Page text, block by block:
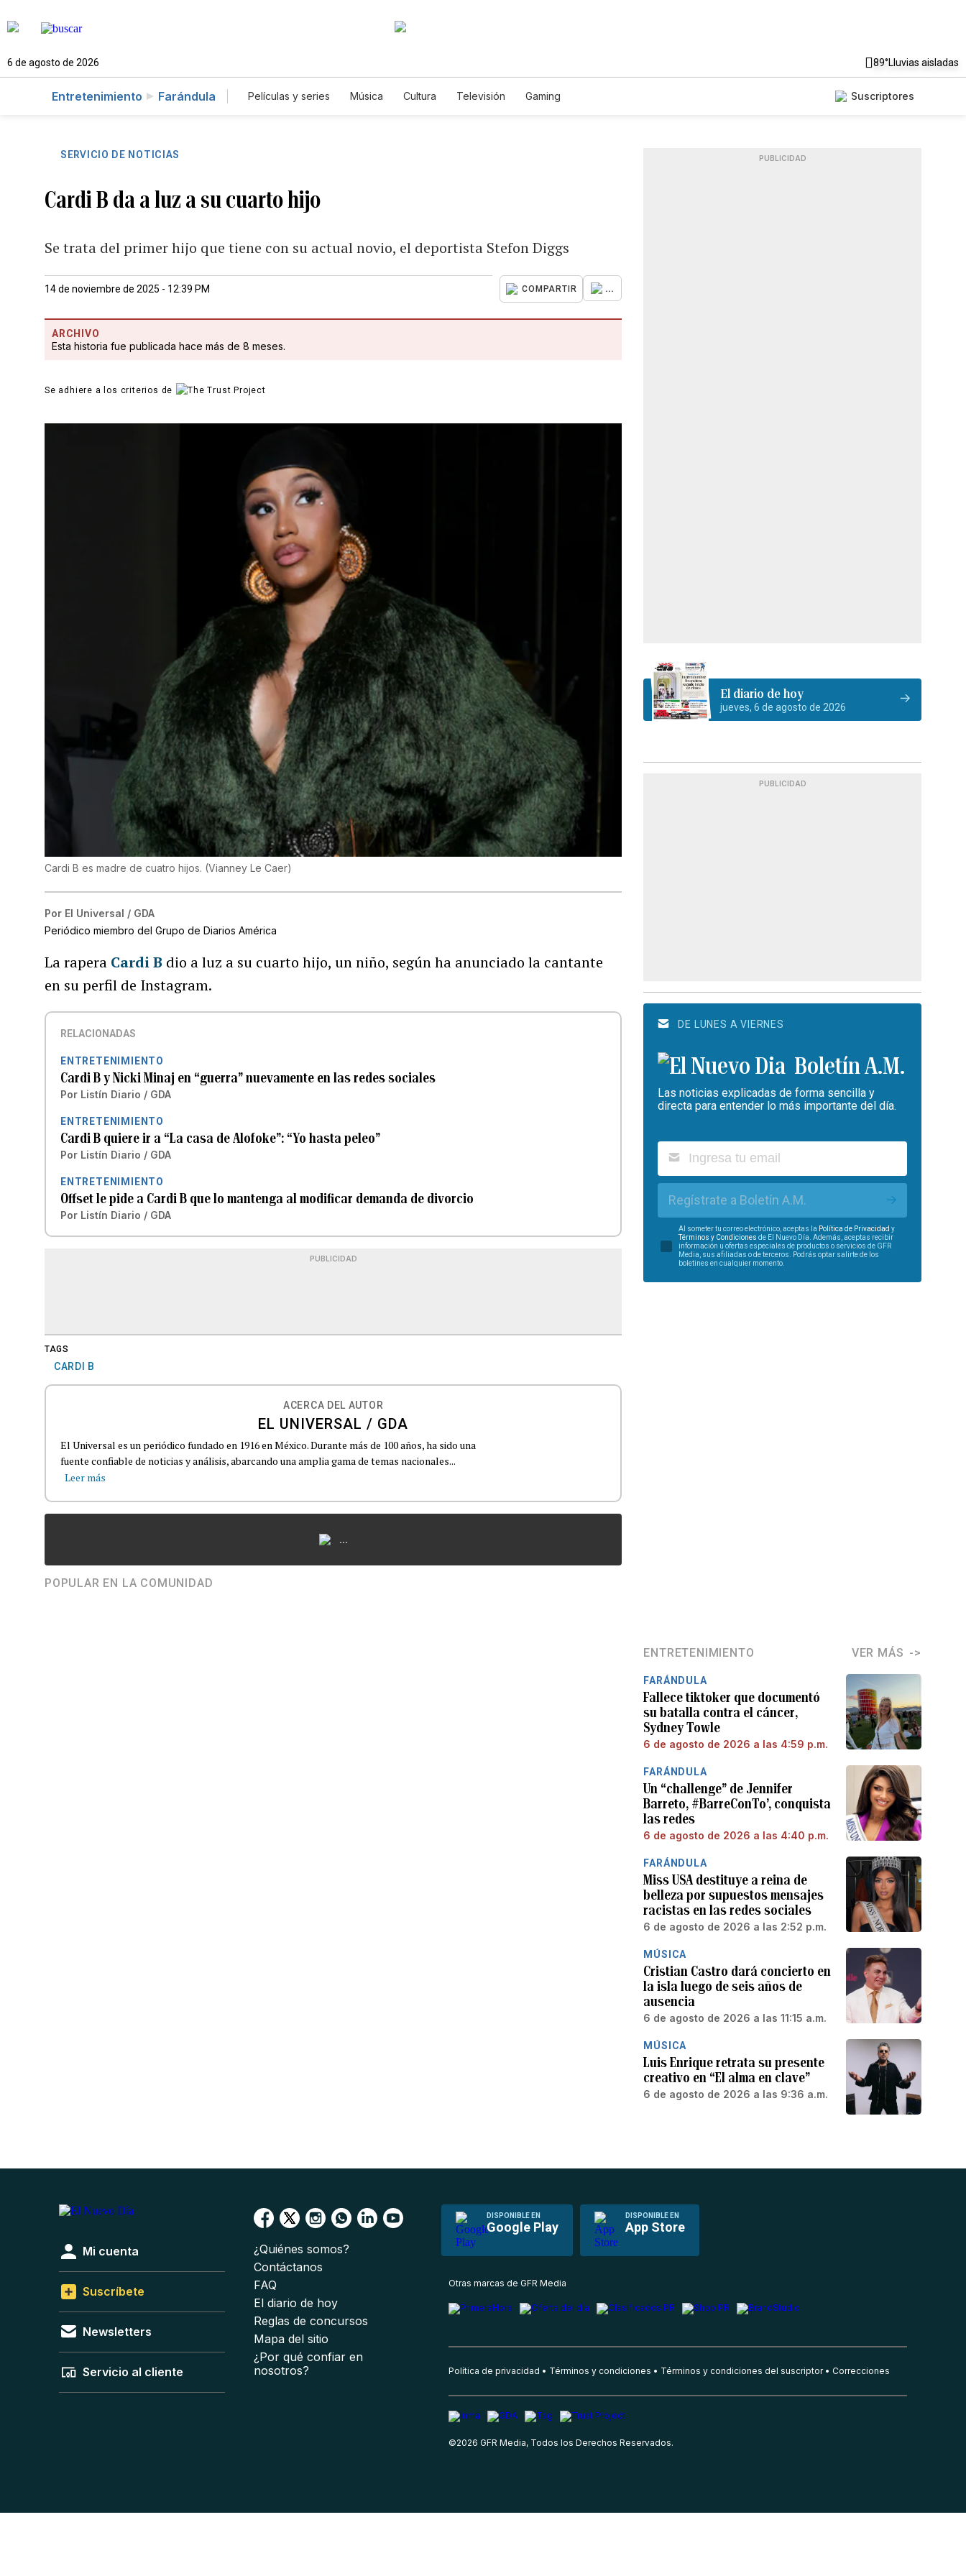
6 de agosto de 2026 89°Lluvias aisladas
Entretenimiento Farándula Películas y series Música Cultura Televisión Gaming Suscriptores
SERVICIO DE NOTICIAS
Cardi B da a luz a su cuarto hijo
Se trata del primer hijo que tiene con su actual novio, el deportista Stefon Diggs
14 de noviembre de 2025 - 12:39 PM COMPARTIR ...
ARCHIVO
Esta historia fue publicada hace más de 8 meses.
Se adhiere a los criterios de
Cardi B es madre de cuatro hijos. (Vianney Le Caer)
Por El Universal / GDA
Periódico miembro del Grupo de Diarios América
La rapera Cardi B dio a luz a su cuarto hijo, un niño, según ha anunciado la cantante
en su perfil de Instagram.
RELACIONADAS
ENTRETENIMIENTO
Cardi B y Nicki Minaj en “guerra” nuevamente en las redes sociales
Por Listín Diario / GDA
ENTRETENIMIENTO
Cardi B quiere ir a “La casa de Alofoke”: “Yo hasta peleo”
Por Listín Diario / GDA
ENTRETENIMIENTO
Offset le pide a Cardi B que lo mantenga al modificar demanda de divorcio
Por Listín Diario / GDA
PUBLICIDAD
TAGS
CARDI B
ACERCA DEL AUTOR
EL UNIVERSAL / GDA
El Universal es un periódico fundado en 1916 en México. Durante más de 100 años, ha sido una
fuente confiable de noticias y análisis, abarcando una amplia gama de temas nacionales...
Leer más
...
POPULAR EN LA COMUNIDAD
PUBLICIDAD
El diario de hoy
jueves, 6 de agosto de 2026
PUBLICIDAD
DE LUNES A VIERNES
Boletín A.M.
Las noticias explicadas de forma sencilla y
directa para entender lo más importante del día.
Regístrate a Boletín A.M.
Al someter tu correo electrónico, aceptas la Política de Privacidad y
Términos y Condiciones de El Nuevo Día. Además, aceptas recibir
información u ofertas especiales de productos o servicios de GFR
Media, sus afiliadas o de terceros. Podrás optar salirte de los
boletines en cualquier momento.
ENTRETENIMIENTO VER MÁS
FARÁNDULA
Fallece tiktoker que documentó
su batalla contra el cáncer,
Sydney Towle
6 de agosto de 2026 a las 4:59 p.m.
FARÁNDULA
Un “challenge” de Jennifer
Barreto, #BarreConTo’, conquista
las redes
6 de agosto de 2026 a las 4:40 p.m.
FARÁNDULA
Miss USA destituye a reina de
belleza por supuestos mensajes
racistas en las redes sociales
6 de agosto de 2026 a las 2:52 p.m.
MÚSICA
Cristian Castro dará concierto en
la isla luego de seis años de
ausencia
6 de agosto de 2026 a las 11:15 a.m.
MÚSICA
Luis Enrique retrata su presente
creativo en “El alma en clave”
6 de agosto de 2026 a las 9:36 a.m.
DISPONIBLE EN
Google Play
DISPONIBLE EN
App Store
Mi cuenta
Suscríbete
Newsletters
Servicio al cliente
¿Quiénes somos?
Contáctanos
FAQ
El diario de hoy
Reglas de concursos
Mapa del sitio
¿Por qué confiar en
nosotros?
Otras marcas de GFR Media
Política de privacidad Términos y condiciones Términos y condiciones del suscriptor Correcciones
©2026 GFR Media, Todos los Derechos Reservados.